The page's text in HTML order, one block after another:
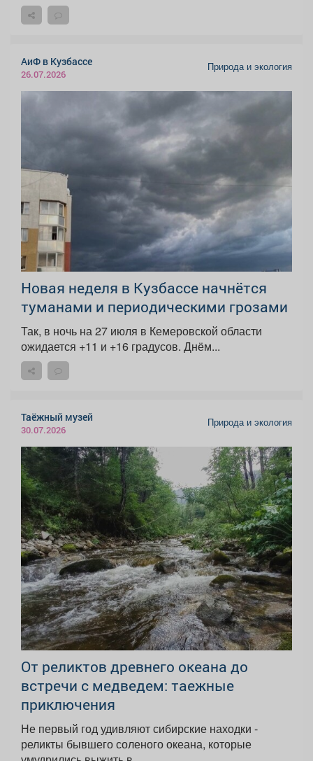
АиФ в Кузбассе
26.07.2026
Природа и экология
Новая неделя в Кузбассе начнётся
туманами и периодическими грозами
Так, в ночь на 27 июля в Кемеровской области
ожидается +11 и +16 градусов. Днём...
Таёжный музей
30.07.2026
Природа и экология
От реликтов древнего океана до
встречи с медведем: таежные
приключения
Не первый год удивляют сибирские находки -
реликты бывшего соленого океана, которые